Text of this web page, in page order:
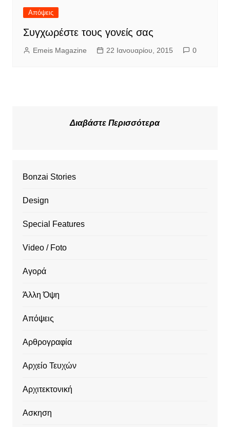
Απόψεις
Συγχωρέστε τους γονείς σας
Emeis Magazine 22 Ιανουαρίου, 2015 0
Διαβάστε Περισσότερα
Bonzai Stories
Design
Special Features
Video / Foto
Αγορά
Άλλη Όψη
Απόψεις
Αρθρογραφία
Αρχείο Τευχών
Αρχιτεκτονική
Ασκηση